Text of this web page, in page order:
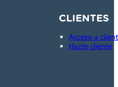
CLIENTES
Acceso a
Hazte cliente